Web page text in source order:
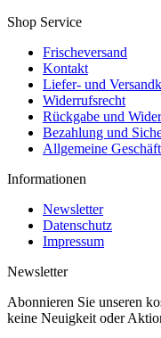
Shop Service
Frischeversand
Kontakt
Liefer- und
Widerrufsrecht
Rückgabe und
Bezahlung und
Allgemeine
Informationen
Newsletter
Datenschutz
Impressum
Newsletter
Abonnieren Sie unseren
keine Neuigkeit oder